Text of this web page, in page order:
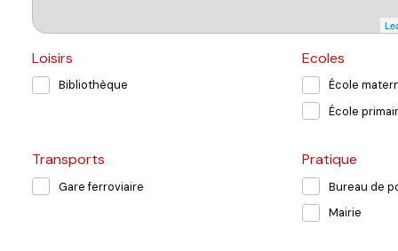
Loisirs
Bibliothèque
Ecoles
École
École
Transports
Gare ferroviaire
Pratique
Bureau de
Mairie